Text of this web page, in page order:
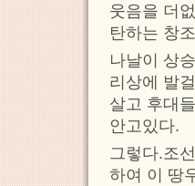
웃음을 더
탄하는 창
나날이 상
리상에 발
살고 후대
안고있다.
그렇다.조
하여 이 땅